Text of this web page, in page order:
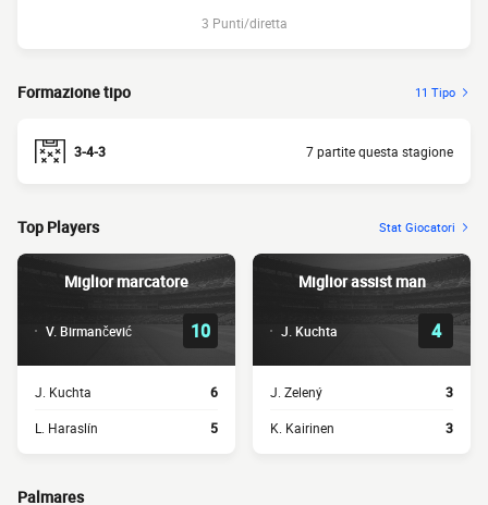
3 Punti/diretta
Formazione tipo 11 Tipo
3-4-3 7 partite questa stagione
Top Players Stat Giocatori
Miglior marcatore
V. Birmančević 10
J. Kuchta 6
L. Haraslín 5
Miglior assist man
J. Kuchta 4
J. Zelený 3
K. Kairinen 3
Palmares